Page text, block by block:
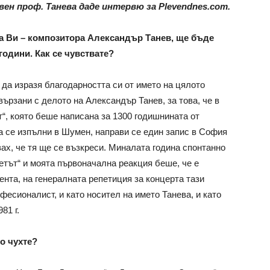
проф. Танева даде интервю за Plevendnes.com.
Ви – композитора Александър Танев, ще бъде
Как се чувствате?
изразя благодарността си от името на цялото
с делото на Александър Танев, за това, че в
която беше написана за 1300 годишнината от
се изпълни в Шумен, направи се един запис в София
че тя ще се възкреси. Миналата година спонтанно
и моята първоначална реакция беше, че е
на генералната репетиция за концерта тази
и като носител на името Танева, и като
г.
чухте?